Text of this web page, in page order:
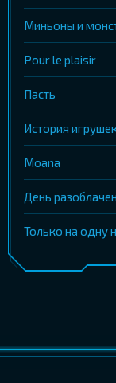
Миньоны и
Pour le plaisir
Пасть
История
Moana
День
Только на одну